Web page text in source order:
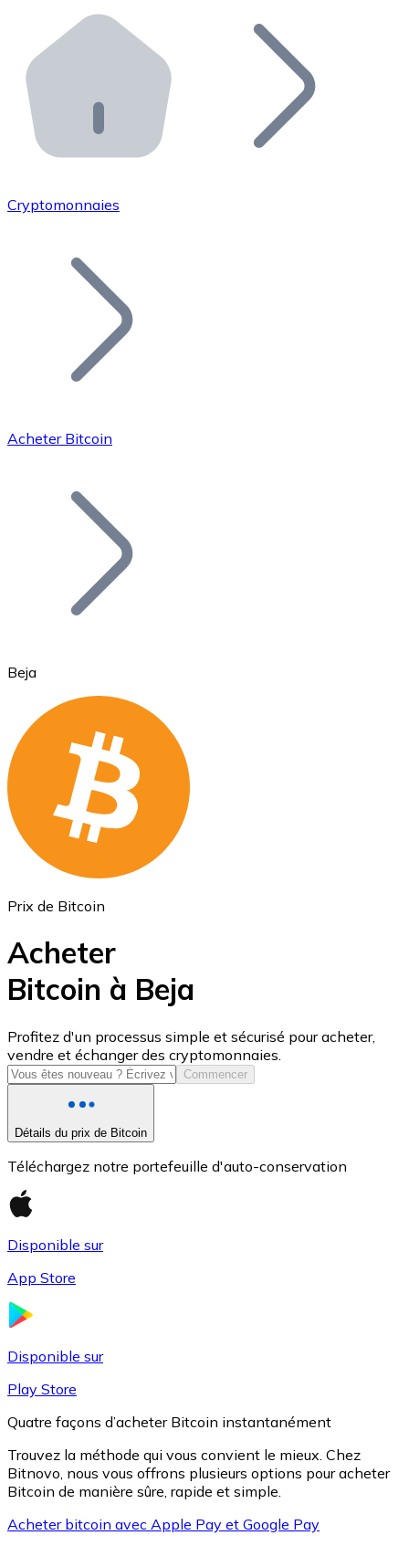
Distributeurs automatiques Bitnovo
Intégrez un ATM Bitnovo dans votre entreprise et
API Bitnovo
Intégrez notre API dans votre écosystème.
Rejoignez notre réseau de distributeurs et
Ajoutez le token de votre projet à notre service
Bitcoin
Ethereum
ETH
USD Coin
USDC
Cryptomonnaies
Acheter Bitcoin
Beja
Prix de Bitcoin
Acheter
Bitcoin à Beja
Profitez d'un processus simple et sécurisé pour acheter,
vendre et échanger des cryptomonnaies.
Commencer
Détails du prix de Bitcoin
Téléchargez notre portefeuille d'auto-conservation
Disponible sur
App Store
Disponible sur
Play Store
Quatre façons d’acheter Bitcoin instantanément
Trouvez la méthode qui vous convient le mieux. Chez
Bitnovo, nous vous offrons plusieurs options pour acheter
Bitcoin de manière sûre, rapide et simple.
Acheter bitcoin avec Apple Pay et Google Pay